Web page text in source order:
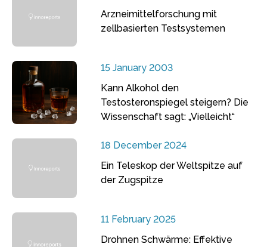
Arzneimittelforschung mit
zellbasierten Testsystemen
15 January 2003
Kann Alkohol den
Testosteronspiegel steigern? Die
Wissenschaft sagt: „Vielleicht“
18 December 2024
Ein Teleskop der Weltspitze auf
der Zugspitze
11 February 2025
Drohnen Schwärme: Effektive